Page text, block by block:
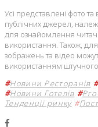
Усі представлені фото та
публічних джерел,
для ознайомлення
використання. Також,
зображень та відео
використанням штучного
#Новини Ресторанів
#Новини Готелів #
Тенденції ринку #